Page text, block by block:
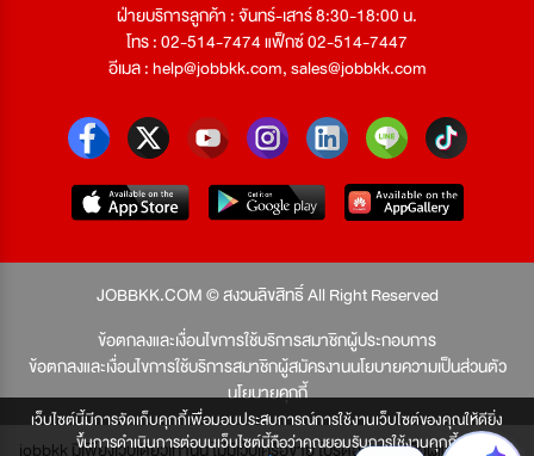
เว็บไซต์นี้มีการจัดเก็บคุกกี้เพื่อมอบประสบการณ์การใช้งานเว็บไซต์ของคุณให้ดียิ่ง
ขึ้นการดำเนินการต่อบนเว็บไซต์นี้ถือว่าคุณยอมรับการใช้งานคุกกี้
ฝ่ายบริการลูกค้า : จันทร์-เสาร์ 8:30-18:00 น.
โทร : 02-514-7474 แฟ็กซ์ 02-514-7447
อีเมล :help@jobbkk.com,sales@jobbkk.com
JOBBKK.COM © สงวนลิขสิทธิ์ All Right Reserved
ข้อตกลงและเงื่อนไขการใช้บริการสมาชิกผู้ประกอบการ
ข้อตกลงและเงื่อนไขการใช้บริการสมาชิกผู้สมัครงานนโยบายความเป็นส่วนตัว
นโยบายคุกกี้
jobbkk มีเพียงเว็บเดียวเท่านั้น ไม่มีเว็บเครือข่าย โปรดอย่าหลงเชื่อผู้แอบอ้าง และ